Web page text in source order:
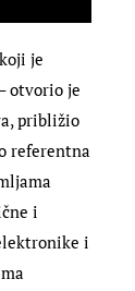
je
otvorio je
približio
referentna
i
i